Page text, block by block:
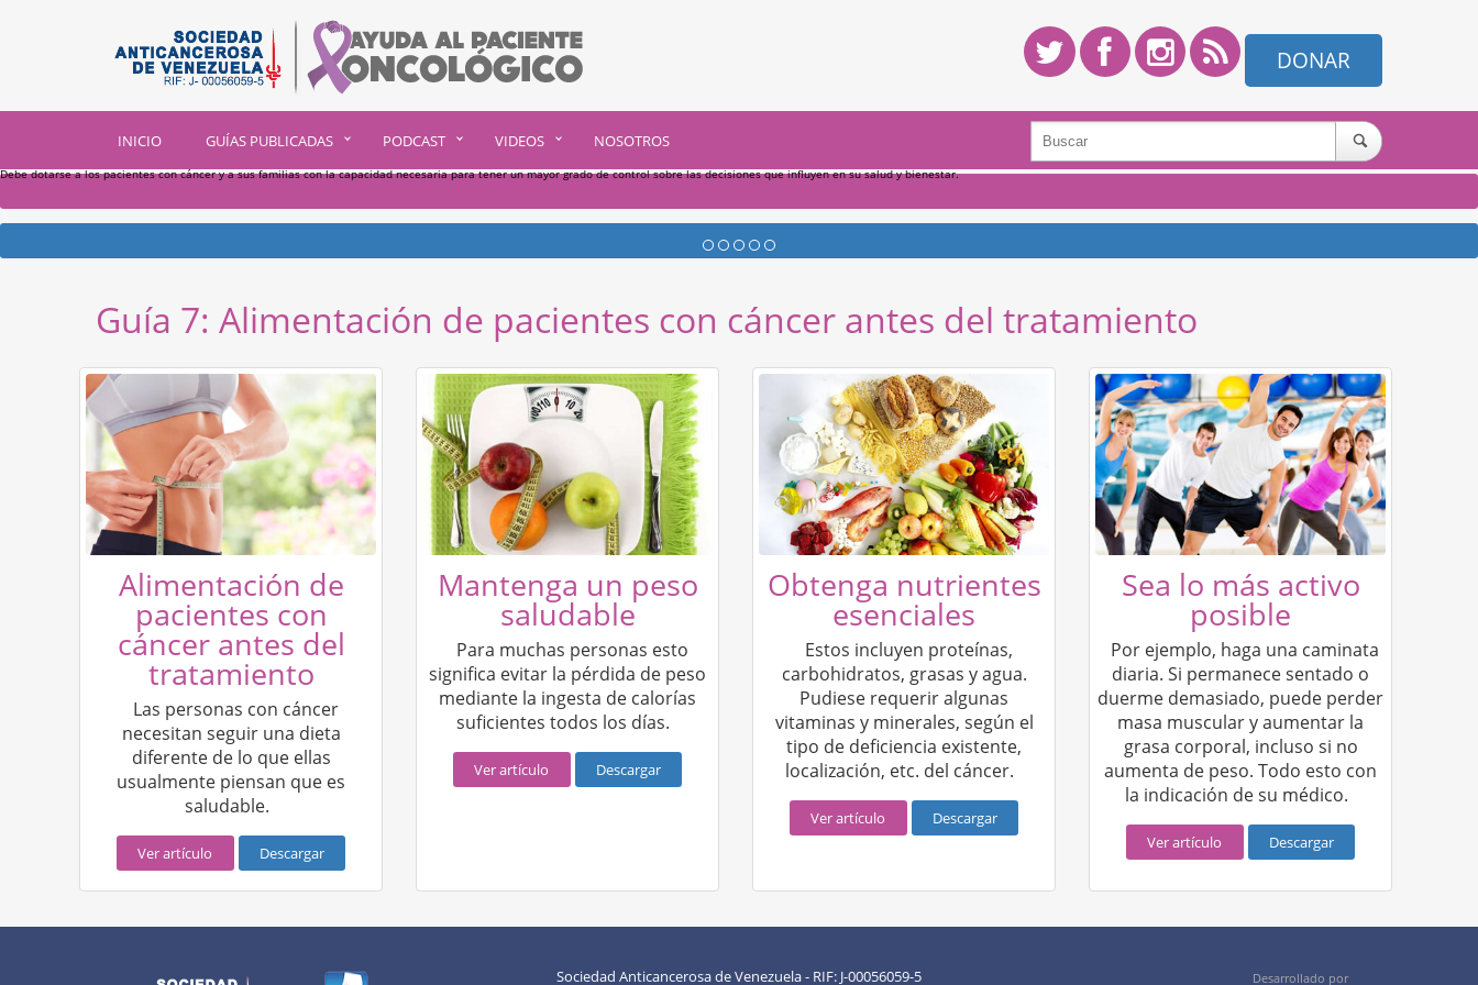
DONAR
INICIO GUÍAS PUBLICADAS PODCAST VIDEOS NOSOTROS
Debe dotarse a los pacientes con cáncer y a sus familias con la capacidad necesaria para tener un mayor grado de control sobre las decisiones que influyen en su salud y bienestar.
Guía 7: Alimentación de pacientes con cáncer antes del tratamiento
Alimentación de
pacientes con
cáncer antes del
tratamiento
Las personas con cáncer
necesitan seguir una dieta
diferente de lo que ellas
usualmente piensan que es
saludable.
Ver artículo Descargar
Mantenga un peso
saludable
Para muchas personas esto
significa evitar la pérdida de peso
mediante la ingesta de calorías
suficientes todos los días.
Ver artículo Descargar
Obtenga nutrientes
esenciales
Estos incluyen proteínas,
carbohidratos, grasas y agua.
Pudiese requerir algunas
vitaminas y minerales, según el
tipo de deficiencia existente,
localización, etc. del cáncer.
Ver artículo Descargar
Sea lo más activo
posible
Por ejemplo, haga una caminata
diaria. Si permanece sentado o
duerme demasiado, puede perder
masa muscular y aumentar la
grasa corporal, incluso si no
aumenta de peso. Todo esto con
la indicación de su médico.
Ver artículo Descargar
Sociedad Anticancerosa de Venezuela - RIF: J-00056059-5 Desarrollado por